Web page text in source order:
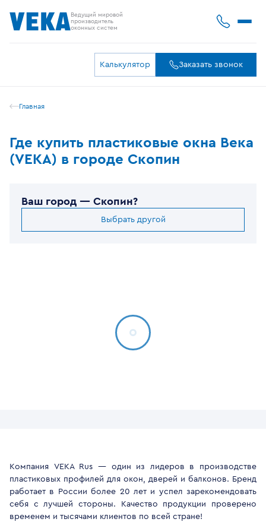
Ведущий мировой
производитель
оконных систем
Калькулятор Заказать звонок
Главная
Где купить пластиковые окна Века
(VEKA) в городе Скопин
Ваш город — Скопин?
Выбрать другой
Компания VEKA Rus — один из лидеров в производстве
пластиковых профилей для окон, дверей и балконов. Бренд
работает в России более 20 лет и успел зарекомендовать
себя с лучшей стороны. Качество продукции проверено
временем и тысячами клиентов по всей стране!